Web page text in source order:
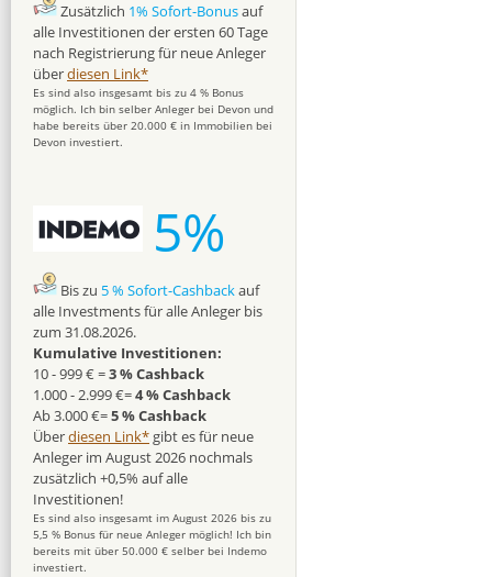
Zusätzlich 1% Sofort-Bonusauf
alle Investitionen der ersten 60 Tage
nach Registrierung für neue Anleger
überdiesen Link*
Es sind also insgesamt bis zu 4 % Bonus
möglich. Ich bin selber Anleger bei Devon und
habe bereits über 20.000 € in Immobilien bei
Devon investiert.
5%
Bis zu 5 % Sofort-Cashbackauf
alle Investments für alle Anleger bis
zum 31.08.2026.
Kumulative Investitionen:
10 - 999 € =3 % Cashback
1.000 - 2.999 €=4 % Cashback
Ab 3.000 €=5 % Cashback
Überdiesen Link* gibt es für neue
Anleger im August 2026 nochmals
zusätzlich +0,5% auf alle
Investitionen!
Es sind also insgesamt im August 2026 bis zu
5,5 % Bonus für neue Anleger möglich! Ich bin
bereits mit über 50.000 € selber bei Indemo
investiert.